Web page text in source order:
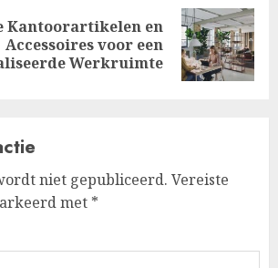
Kantoorartikelen en
Accessoires voor een
Werkruimte
niet gepubliceerd. Vereiste
met *